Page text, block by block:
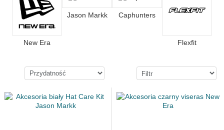
New Era
Jason Markk Caphunters
Flexfit